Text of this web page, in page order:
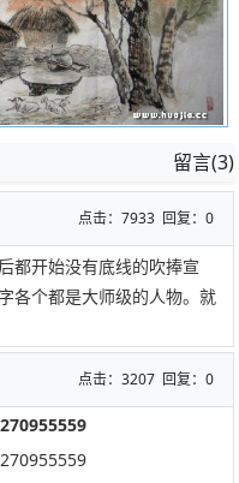
留言(3)
点击：7933 回复：0
都开始没有底线的吹捧宣
各个都是大师级的人物。就
点击：3207 回复：0